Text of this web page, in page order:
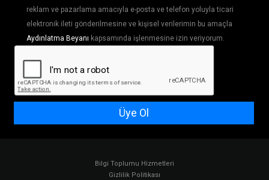
reklam ve pazarlama amacıyla e-posta ve telefon yoluyla ticari
elektronik ileti gönderilmesine ve kişisel verilerimin bu amaçla
Aydınlatma Beyanı kapsamında işlenmesine izin veriyorum.
Üye Ol
Bilgi Toplumu Hizmetleri
Gizlilik Politikası